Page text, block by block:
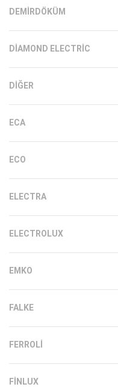
DEMIRDÖKÜM
DIAMOND ELECTRIC
DIĞER
ECA
ECO
ELECTRA
ELECTROLUX
EMKO
FALKE
FERROLI
FINLUX